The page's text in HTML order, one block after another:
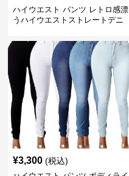
ハイウエスト パンツ レトロ感漂
うハイウエストストレートデニ
¥3,300 (税込)